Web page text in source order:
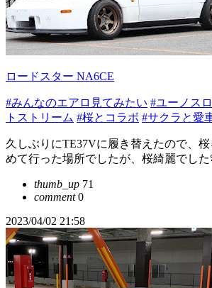
ロードスター NA6CE
#みんなのエアロ見てみたい #ユーノス
トストリーム #桜とコラボ #サクラと愛
久しぶりにTE37Vに履き替えたので、
めて行った場所でしたが、桜綺麗でした
thumb_up 71
comment0
2023/04/02 21:58